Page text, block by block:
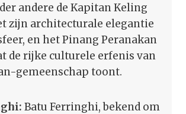
andere de Kapitan Keling
zijn architecturale elegantie
en het Pinang Peranakan
de rijke culturele erfenis van
gemeenschap toont.
Batu Ferringhi, bekend om